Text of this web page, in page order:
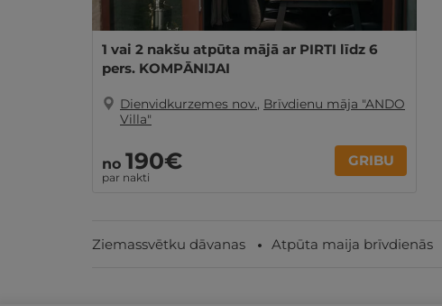
1 vai 2 nakšu atpūta mājā ar PIRTI līdz 6
pers. KOMPĀNIJAI
Dienvidkurzemes nov., Brīvdienu māja "ANDO
Villa"
no 190€
par nakti
GRIBU
Ziemassvētku dāvanas Atpūta maija brīvdienās